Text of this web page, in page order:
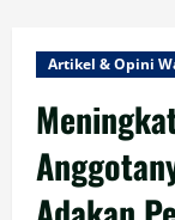
Artikel & Opini